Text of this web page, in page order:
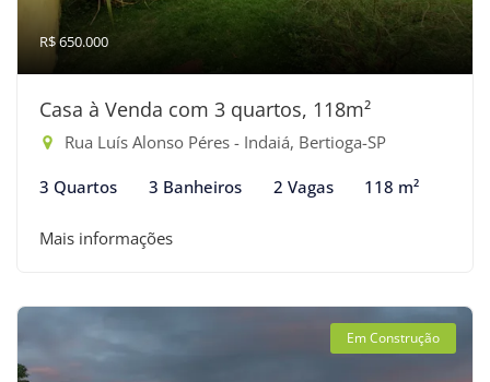
R$ 650.000
Casa à Venda com 3 quartos, 118m²
Rua Luís Alonso Péres - Indaiá, Bertioga-SP
3 Quartos 3 Banheiros 2 Vagas 118 m²
Mais informações
Em Construção